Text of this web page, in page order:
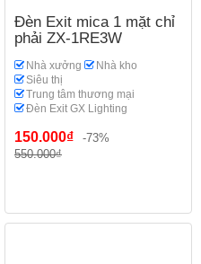
Đèn Exit mica 1 mặt chỉ
phải ZX-1RE3W
Nhà xưởng
Nhà kho
Siêu thị
Trung tâm thương mại
Đèn Exit GX Lighting
150.000₫
-73%
550.000₫